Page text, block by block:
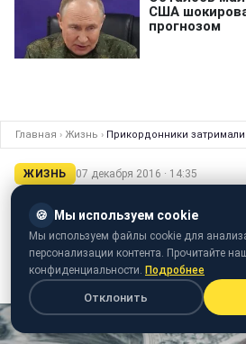
Главная › Жизнь › Прикордонники затримали
ЖИЗНЬ 07 декабря 2016 · 14:35
Прикордонники
грошима царської Росії
Чоловік таємно провозив
ХІХ-початком ХХ століття
🍪 Мы используем cookie
Мы используем файлы cookie для
персонализации контента. Прочитайте
конфиденциальности. Подробнее
Отклонить